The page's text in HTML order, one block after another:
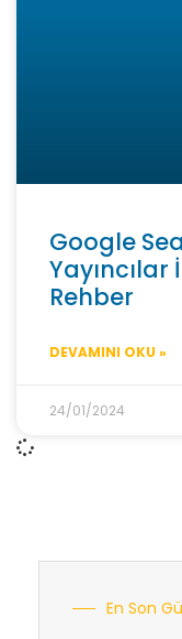
Google
Yayıncılar
Rehber
DEVAMINI OKU »
24/01/2024
En Son